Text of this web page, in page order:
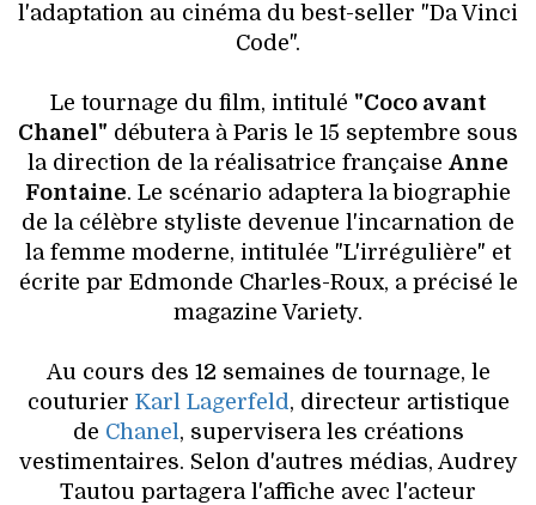
l'adaptation au cinéma du best-seller "Da Vinci
Code".
Le tournage du film, intitulé "Coco avant
Chanel" débutera à Paris le 15 septembre sous
la direction de la réalisatrice française Anne
Fontaine. Le scénario adaptera la biographie
de la célèbre styliste devenue l'incarnation de
la femme moderne, intitulée "L'irrégulière" et
écrite par Edmonde Charles-Roux, a précisé le
magazine Variety.
Au cours des 12 semaines de tournage, le
couturier Karl Lagerfeld, directeur artistique
de Chanel, supervisera les créations
vestimentaires. Selon d'autres médias, Audrey
Tautou partagera l'affiche avec l'acteur